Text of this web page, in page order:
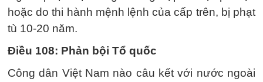
hoặc do thi hành mệnh lệnh của cấp trên, bị phạt
tù 10-20 năm.
Điều 108: Phản bội Tổ quốc
Công dân Việt Nam nào câu kết với nước ngoài